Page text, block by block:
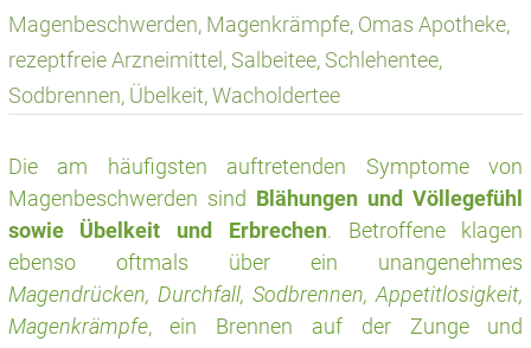
Magenbeschwerden, Magenkrämpfe, Omas Apotheke,
rezeptfreie Arzneimittel , Salbeitee, Schlehentee,
Sodbrennen, Übelkeit,Wacholdertee
Die am häufigsten auftretenden Symptome von
Magenbeschwerden sind Blähungen und Völlegefühl
sowie Übelkeit und Erbrechen. Betroffene klagen
ebenso oftmals über ein unangenehmes
Magendrücken, Durchfall, Sodbrennen, Appetitlosigkeit,
Magenkrämpfe, ein Brennen auf der Zunge und